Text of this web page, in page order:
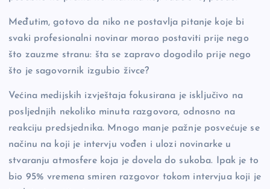
Međutim, gotovo da niko ne postavlja pitanje koje bi
svaki profesionalni novinar morao postaviti prije nego
što zauzme stranu: šta se zapravo dogodilo prije nego
što je sagovornik izgubio živce?
Većina medijskih izvještaja fokusirana je isključivo na
posljednjih nekoliko minuta razgovora, odnosno na
reakciju predsjednika. Mnogo manje pažnje posvećuje se
načinu na koji je intervju vođen i ulozi novinarke u
stvaranju atmosfere koja je dovela do sukoba. Ipak je to
bio 95% vremena smiren razgovor tokom intervjua koji je